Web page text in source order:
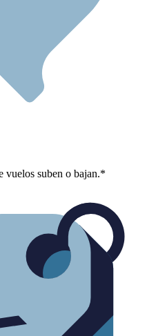
vuelos suben o bajan.*